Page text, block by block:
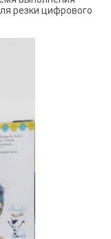
резки цифрового